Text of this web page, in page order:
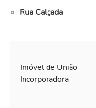
Rua Calçada
Imóvel de União
Incorporadora